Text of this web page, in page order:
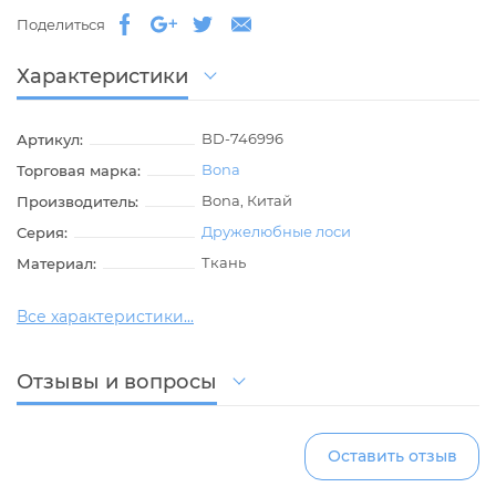
Поделиться
Характеристики
Артикул:
BD-746996
Торговая марка:
Bona
Производитель:
Bona, Китай
Серия:
Дружелюбные лоси
Материал:
Ткань
Все характеристики...
Отзывы и вопросы
Оставить отзыв